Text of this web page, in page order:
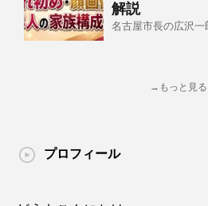
解説
名古屋市長の広沢
→もっと見る
プロフィール